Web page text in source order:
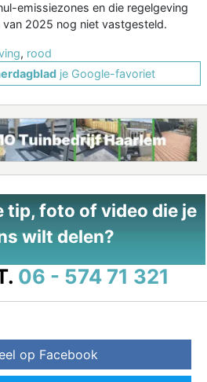
emissiezones en die regelgeving
2025 nog niet vastgesteld.
, rood
je Google-favoriet
tip, foto of video die je
wilt delen?
06 - 574 71 321
op Facebook